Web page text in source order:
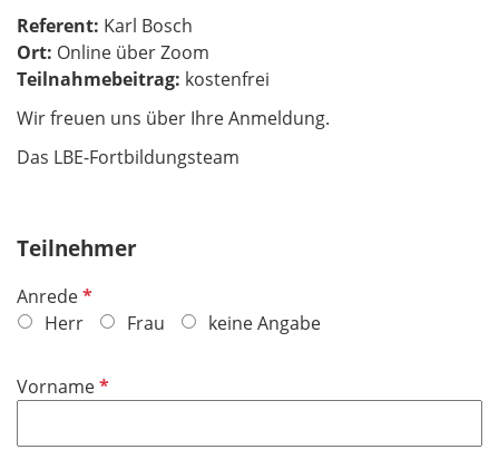
Referent: Karl Bosch
Ort: Online über Zoom
​​​​​​​Teilnahmebeitrag: kostenfrei
Wir freuen uns über Ihre Anmeldung.
Das LBE-Fortbildungsteam
Teilnehmer
AnredeP
f
c
Herr Frau keine Angabe
VornameP